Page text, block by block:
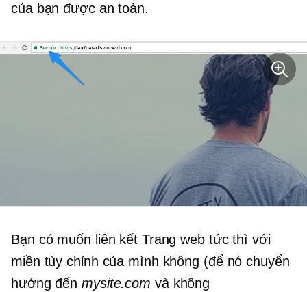
của bạn được an toàn.
Bạn có muốn liên kết Trang web tức thì với
miền tùy chỉnh của mình không (để nó chuyển
hướng đếnmysite.com và không